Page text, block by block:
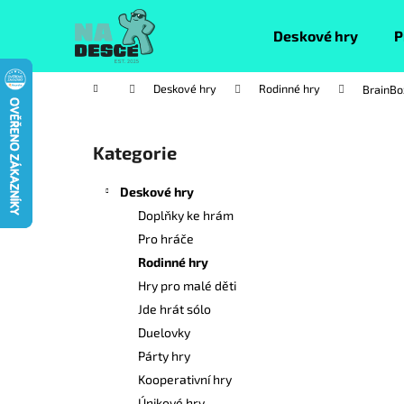
Deskové hry
Domů Deskové hry Rodinné hry
Přeskočit
kategorie
Kategorie
Deskové hry
Doplňky ke hrám
Pro hráče
Rodinné hry
Hry pro malé děti
Jde hrát sólo
Duelovky
Párty hry
Kooperativní hry
š
í
k
Zpět
do
Zpět
do